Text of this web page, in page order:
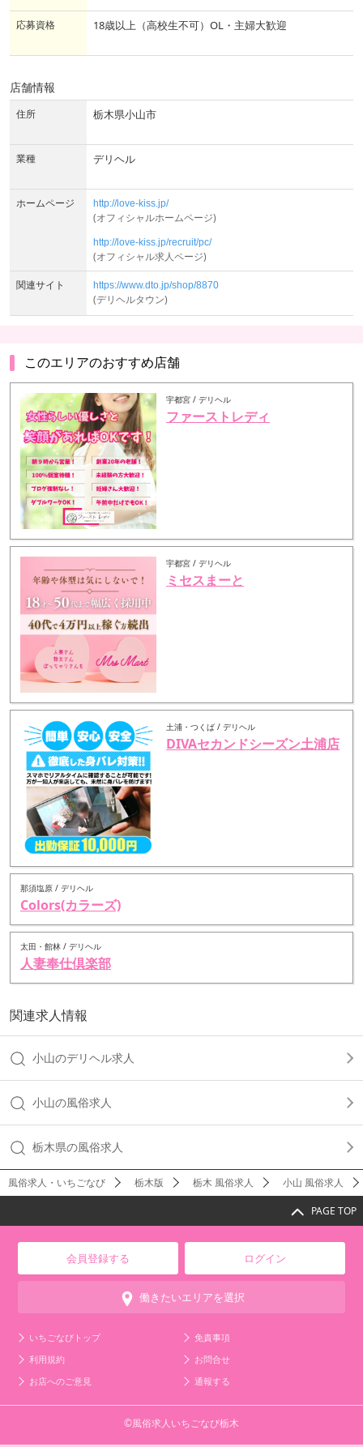
応募資格 18歳以上（高校生不可）OL・主婦大歓迎
店舗情報
住所 栃木県小山市
業種 デリヘル
ホームページ http://love-kiss.jp/
(オフィシャルホームページ)
http://love-kiss.jp/recruit/pc/
(オフィシャル求人ページ)
関連サイト https://www.dto.jp/shop/8870
(デリヘルタウン)
このエリアのおすすめ店舗
宇都宮 / デリヘル
ファーストレディ
宇都宮 / デリヘル
ミセスまーと
土浦・つくば / デリヘル
DIVAセカンドシーズン土浦店
那須塩原 / デリヘル
Colors(カラーズ)
太田・館林 / デリヘル
人妻奉仕倶楽部
関連求人情報
小山のデリヘル求人
小山の風俗求人
栃木県の風俗求人
風俗求人・いちごなび 栃木版 栃木 風俗求人 小山 風俗求人
PAGE TOP
会員登録する ログイン
働きたいエリアを選択
いちごなびトップ
免責事項
利用規約
お問合せ
お店へのご意見
通報する
©風俗求人いちごなび栃木